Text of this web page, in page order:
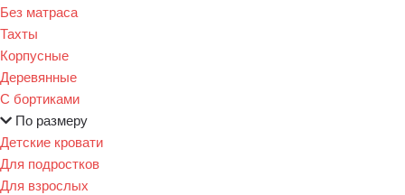
Без матраса
Тахты
Корпусные
Деревянные
С бортиками
По размеру
Детские кровати
Для подростков
Для взрослых